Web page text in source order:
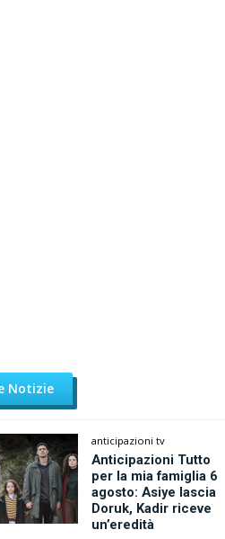
Notizie
anticipazioni tv
Anticipazioni Tutto
per la mia famiglia 6
agosto: Asiye lascia
Doruk, Kadir riceve
un’eredità